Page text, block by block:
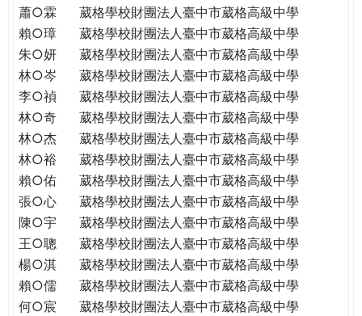
蕭○霖
葳格學校財團法人臺中市葳格高級中學
賴○璋
葳格學校財團法人臺中市葳格高級中學
朱○妍
葳格學校財團法人臺中市葳格高級中學
林○岑
葳格學校財團法人臺中市葳格高級中學
李○禎
葳格學校財團法人臺中市葳格高級中學
林○奇
葳格學校財團法人臺中市葳格高級中學
林○杰
葳格學校財團法人臺中市葳格高級中學
林○裕
葳格學校財團法人臺中市葳格高級中學
賴○佑
葳格學校財團法人臺中市葳格高級中學
張○心
葳格學校財團法人臺中市葳格高級中學
陳○宇
葳格學校財團法人臺中市葳格高級中學
王○聰
葳格學校財團法人臺中市葳格高級中學
楊○淇
葳格學校財團法人臺中市葳格高級中學
賴○儒
葳格學校財團法人臺中市葳格高級中學
何○宸
葳格學校財團法人臺中市葳格高級中學